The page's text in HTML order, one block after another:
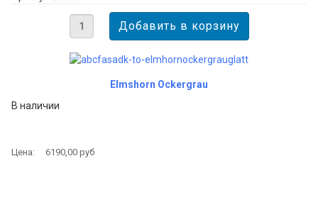
Elmshorn Ockergrau
В наличии
Цена: 6190,00 руб